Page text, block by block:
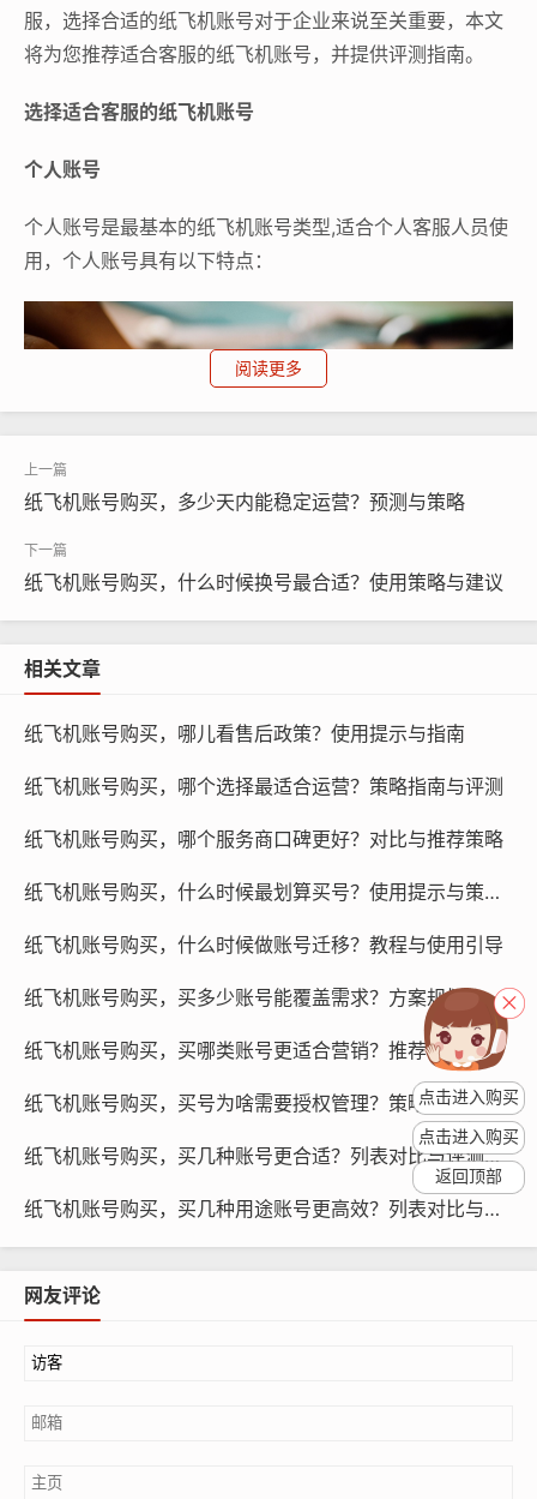
服，选择合适的纸飞机账号对于企业来说至关重要，本文
将为您推荐适合客服的纸飞机账号，并提供评测指南。
选择适合客服的纸飞机账号
个人账号
个人账号是最基本的纸飞机账号类型,适合个人客服人员使
用，个人账号具有以下特点：
纸飞机账号购买, 在线购买tg账号, 电报聊天账号购买,wdd
账号功能相对简单,适合处理日常的客户咨询和沟通。
账号费用较高,适合企业级客服团队。
账号功能丰富,支持多客服协作、客户分组、智能回复等功
能。
账号可随时升级为专业版账号,满足企业更高层次的需求。
专业版账号适合大型企业或拥有大量客服团队的企业使用,
具有以下特点：
阅读更多
纸飞机账号购买，多少天内能稳定运营？预测与策略
纸飞机账号购买，什么时候换号最合适？使用策略与建议
相关文章
纸飞机账号购买，哪儿看售后政策？使用提示与指南
纸飞机账号购买，哪个选择最适合运营？策略指南与评测
纸飞机账号购买，哪个服务商口碑更好？对比与推荐策略
纸飞机账号购买，什么时候最划算买号？使用提示与策略指南
纸飞机账号购买，什么时候做账号迁移？教程与使用引导
纸飞机账号购买，买多少账号能覆盖需求？方案规划与预测
纸飞机账号购买，买哪类账号更适合营销？推荐与策略
纸飞机账号购买，买号为啥需要授权管理？策略与教程
纸飞机账号购买，买几种账号更合适？列表对比与评测推荐
纸飞机账号购买，买几种用途账号更高效？列表对比与评测
网友评论
点击进入购买
点击进入购买
返回顶部